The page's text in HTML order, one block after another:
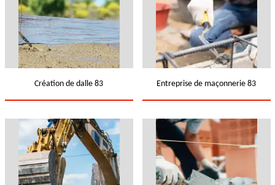
Création de dalle 83 Entreprise de maçonnerie 83